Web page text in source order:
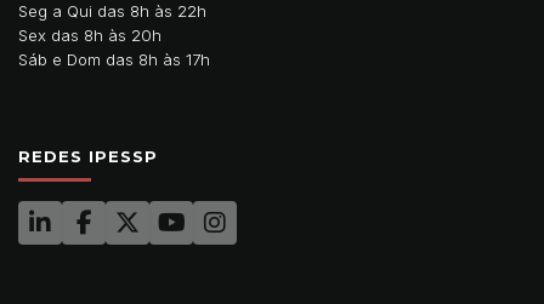
Seg a Qui das 8h às 22h
Sex das 8h às 20h
Sáb e Dom das 8h às 17h
REDES IPESSP